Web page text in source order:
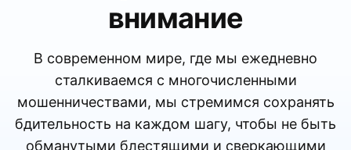
внимание
В современном мире, где мы ежедневно
сталкиваемся с многочисленными
мошенничествами, мы стремимся сохранять
бдительность на каждом шагу, чтобы не быть
обманутыми блестящими и сверкающими